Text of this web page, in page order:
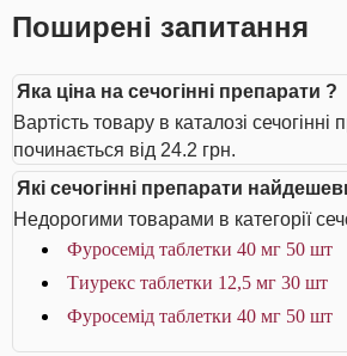
Поширені запитання
Яка ціна на сечогінні препарати ?
Вартість товару в каталозі сечогінні
починається від 24.2 грн.
Які сечогінні препарати
Недорогими товарами в категорії
Фуросемід таблетки 40 мг 50 шт
Тиурекс таблетки 12,5 мг 30 шт
Фуросемід таблетки 40 мг 50 шт